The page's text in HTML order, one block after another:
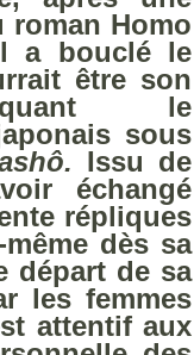
roman Homo
a bouclé le
être son
le
sous
Issu de
échangé
répliques
dès sa
départ de sa
les femmes
attentif aux